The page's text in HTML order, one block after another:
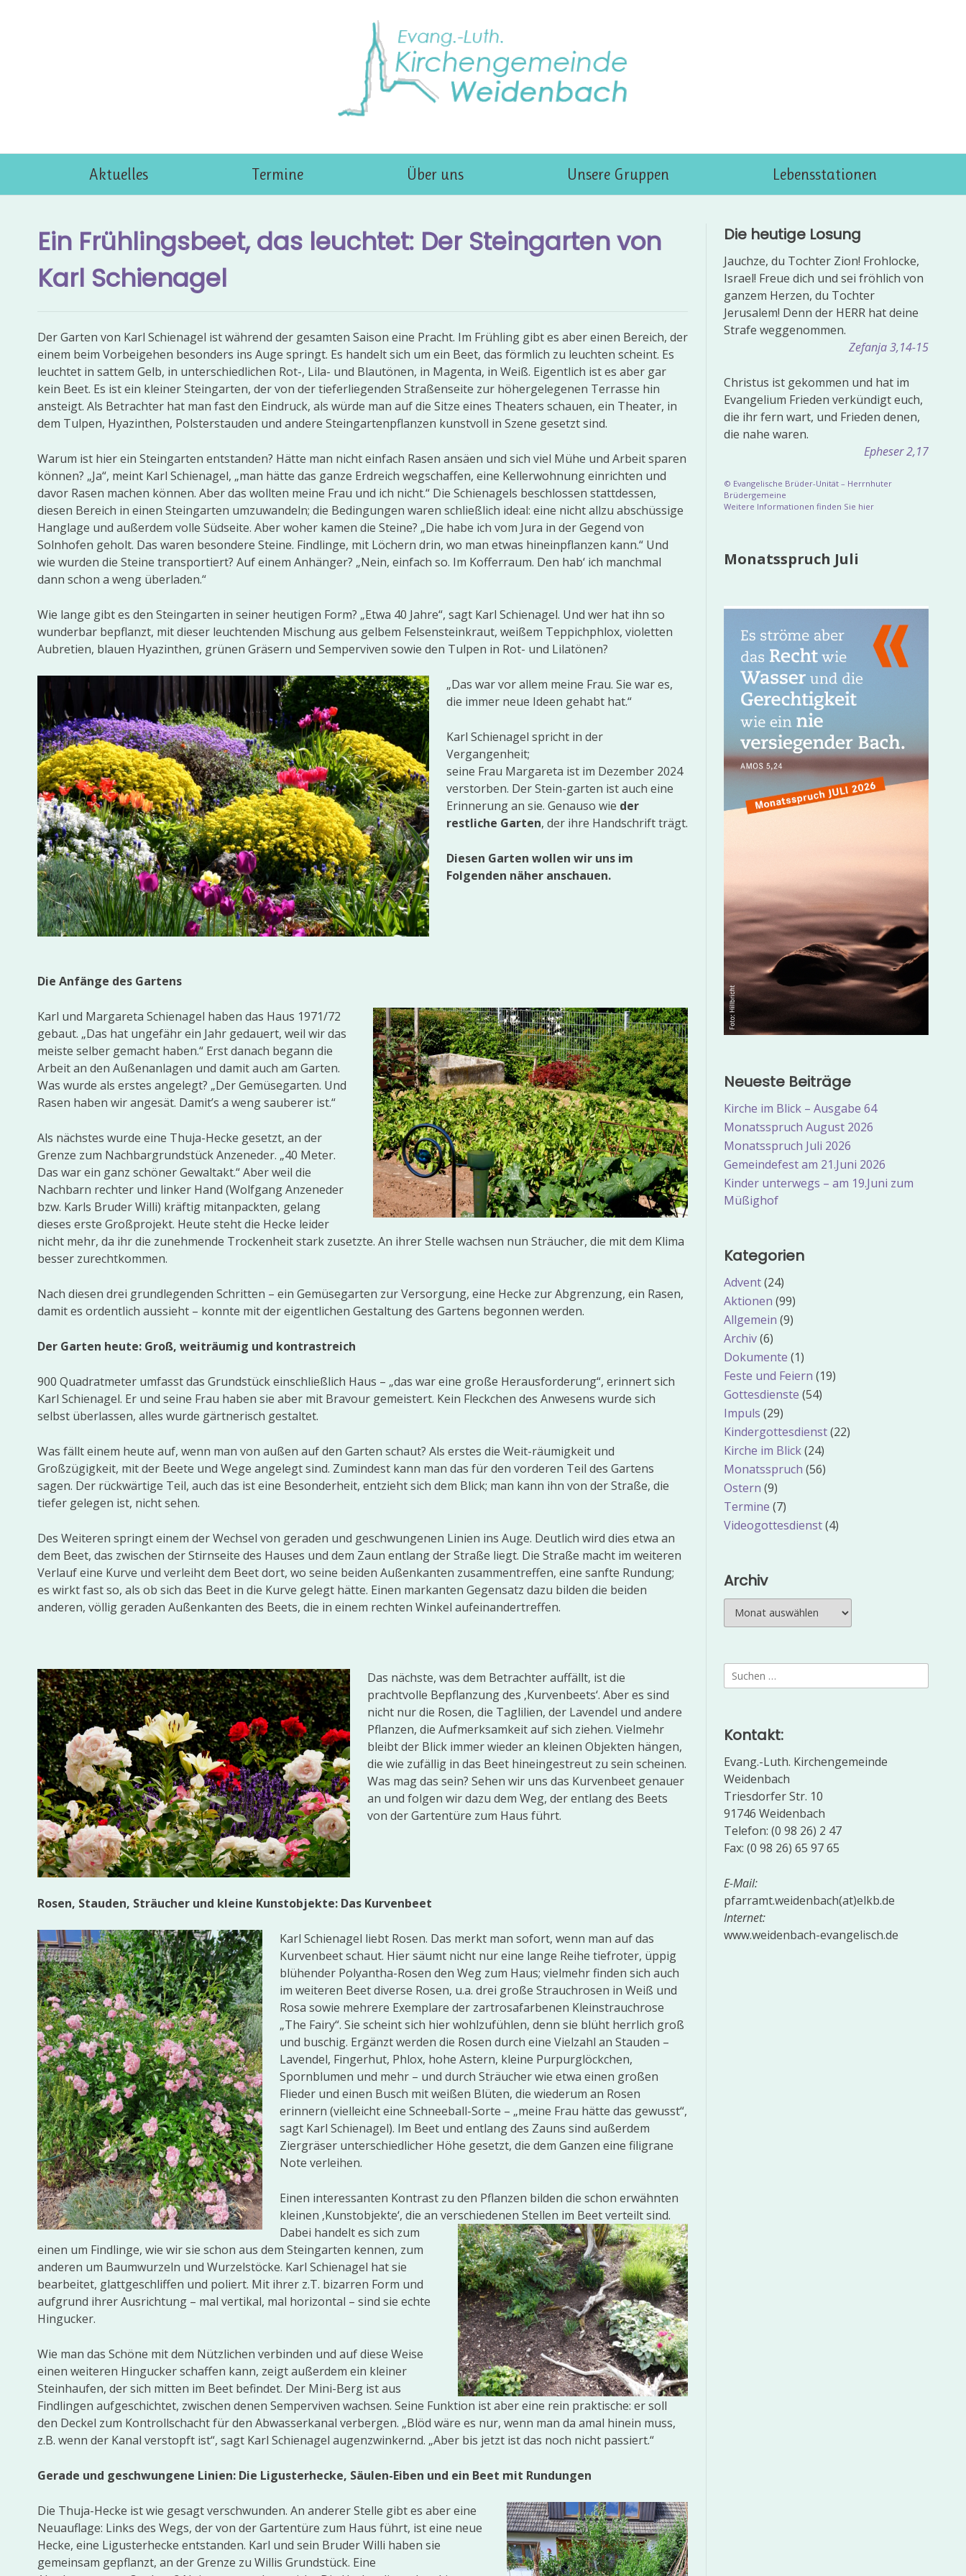
Aktuelles Termine Über uns Unsere Gruppen Lebensstationen
Ein Frühlingsbeet, das leuchtet: Der Steingarten von
Karl Schienagel
Der Garten von Karl Schienagel ist während der gesamten Saison eine Pracht. Im Frühling gibt es aber einen Bereich, der
einem beim Vorbeigehen besonders ins Auge springt. Es handelt sich um ein Beet, das förmlich zu leuchten scheint. Es
leuchtet in sattem Gelb, in unterschiedlichen Rot-, Lila- und Blautönen, in Magenta, in Weiß. Eigentlich ist es aber gar
kein Beet. Es ist ein kleiner Steingarten, der von der tieferliegenden Straßenseite zur höhergelegenen Terrasse hin
ansteigt. Als Betrachter hat man fast den Eindruck, als würde man auf die Sitze eines Theaters schauen, ein Theater, in
dem Tulpen, Hyazinthen, Polsterstauden und andere Steingartenpflanzen kunstvoll in Szene gesetzt sind.
Warum ist hier ein Steingarten entstanden? Hätte man nicht einfach Rasen ansäen und sich viel Mühe und Arbeit sparen
können? „Ja“, meint Karl Schienagel, „man hätte das ganze Erdreich wegschaffen, eine Kellerwohnung einrichten und
davor Rasen machen können. Aber das wollten meine Frau und ich nicht.“ Die Schienagels beschlossen stattdessen,
diesen Bereich in einen Steingarten umzuwandeln; die Bedingungen waren schließlich ideal: eine nicht allzu abschüssige
Hanglage und außerdem volle Südseite. Aber woher kamen die Steine? „Die habe ich vom Jura in der Gegend von
Solnhofen geholt. Das waren besondere Steine. Findlinge, mit Löchern drin, wo man etwas hineinpflanzen kann.“ Und
wie wurden die Steine transportiert? Auf einem Anhänger? „Nein, einfach so. Im Kofferraum. Den hab‘ ich manchmal
dann schon a weng überladen.“
Wie lange gibt es den Steingarten in seiner heutigen Form? „Etwa 40 Jahre“, sagt Karl Schienagel. Und wer hat ihn so
wunderbar bepflanzt, mit dieser leuchtenden Mischung aus gelbem Felsen­steinkraut, weißem Teppichphlox, violetten
Aubretien, blauen Hyazinthen, grünen Gräsern und Semperviven sowie den Tulpen in Rot- und Lilatönen?
„Das war vor allem meine Frau. Sie war es,
die immer neue Ideen gehabt hat.“
Karl Schienagel spricht in der
Vergangenheit;
seine Frau Margareta ist im Dezember 2024
verstorben. Der Stein-garten ist auch eine
Erinnerung an sie. Genauso wie der
restliche Garten, der ihre Handschrift trägt.
Diesen Garten wollen wir uns im
Folgenden näher anschauen.
Die Anfänge des Gartens
Karl und Margareta Schienagel haben das Haus 1971/72
gebaut. „Das hat ungefähr ein Jahr gedauert, weil wir das
meiste selber gemacht haben.“ Erst danach begann die
Arbeit an den Außenanlagen und damit auch am Garten.
Was wurde als erstes angelegt? „Der Gemüsegarten. Und
Rasen haben wir angesät. Damit’s a weng sauberer ist.“
Als nächstes wurde eine Thuja-Hecke gesetzt, an der
Grenze zum Nachbargrund­stück Anzeneder. „40 Meter.
Das war ein ganz schöner Gewaltakt.“ Aber weil die
Nachbarn rechter und linker Hand (Wolfgang Anzeneder
bzw. Karls Bruder Willi) kräftig mitan­packten, gelang
dieses erste Großprojekt. Heute steht die Hecke leider
nicht mehr, da ihr die zunehmende Trockenheit stark zusetzte. An ihrer Stelle wachsen nun Sträucher, die mit dem Klima
besser zurechtkommen.
Nach diesen drei grundlegenden Schritten – ein Gemüsegarten zur Versorgung, eine Hecke zur Abgrenzung, ein Rasen,
damit es ordentlich aussieht – konnte mit der eigentlichen Gestaltung des Gartens begonnen werden.
Der Garten heute: Groß, weiträumig und kontrastreich
900 Quadratmeter umfasst das Grundstück einschließlich Haus – „das war eine große Herausforde­rung“, erinnert sich
Karl Schienagel. Er und seine Frau haben sie aber mit Bravour gemeistert. Kein Fleckchen des Anwesens wurde sich
selbst überlassen, alles wurde gärtnerisch gestaltet.
Was fällt einem heute auf, wenn man von außen auf den Garten schaut? Als erstes die Weit-räumigkeit und
Großzügigkeit, mit der Beete und Wege angelegt sind. Zumindest kann man das für den vorderen Teil des Gartens
sagen. Der rückwärtige Teil, auch das ist eine Besonderheit, entzieht sich dem Blick; man kann ihn von der Straße, die
tiefer gelegen ist, nicht sehen.
Des Weiteren springt einem der Wechsel von geraden und geschwungenen Linien ins Auge. Deutlich wird dies etwa an
dem Beet, das zwischen der Stirnseite des Hauses und dem Zaun entlang der Straße liegt. Die Straße macht im weiteren
Verlauf eine Kurve und verleiht dem Beet dort, wo seine beiden Außenkanten zusammentreffen, eine sanfte Rundung;
es wirkt fast so, als ob sich das Beet in die Kurve gelegt hätte. Einen markanten Gegensatz dazu bilden die beiden
anderen, völlig geraden Außenkanten des Beets, die in einem rechten Winkel aufeinandertreffen.
Das nächste, was dem Betrachter auffällt, ist die
prachtvolle Bepflanzung des ‚Kurvenbeets‘. Aber es sind
nicht nur die Rosen, die Taglilien, der Lavendel und andere
Pflanzen, die Aufmerksamkeit auf sich ziehen. Vielmehr
bleibt der Blick immer wieder an kleinen Objekten hängen,
die wie zufällig in das Beet hineingestreut zu sein scheinen.
Was mag das sein? Sehen wir uns das Kurvenbeet genauer
an und folgen wir dazu dem Weg, der entlang des Beets
von der Gartentüre zum Haus führt.
Rosen, Stauden, Sträucher und kleine Kunstobjekte: Das Kurvenbeet
Karl Schienagel liebt Rosen. Das merkt man sofort, wenn man auf das
Kurvenbeet schaut. Hier säumt nicht nur eine lange Reihe tiefroter, üppig
blühender Polyantha-Rosen den Weg zum Haus; vielmehr finden sich auch
im weiteren Beet diverse Rosen, u.a. drei große Strauchrosen in Weiß und
Rosa sowie mehrere Exemplare der zartrosafarbenen Kleinstrauchrose
„The Fairy“. Sie scheint sich hier wohlzufühlen, denn sie blüht herrlich groß
und buschig. Ergänzt werden die Rosen durch eine Vielzahl an Stauden –
Lavendel, Fingerhut, Phlox, hohe Astern, kleine Purpurglöckchen,
Spornblumen und mehr – und durch Sträucher wie etwa einen großen
Flieder und einen Busch mit weißen Blüten, die wiederum an Rosen
erinnern (vielleicht eine Schneeball-Sorte – „meine Frau hätte das gewusst“,
sagt Karl Schienagel). Im Beet und entlang des Zauns sind außerdem
Ziergräser unterschiedlicher Höhe gesetzt, die dem Ganzen eine filigrane
Note verleihen.
Einen interessanten Kontrast zu den Pflanzen bilden die schon erwähnten
kleinen ‚Kunstobjekte‘, die an verschiedenen Stellen im Beet verteilt sind.
Dabei handelt es sich zum
einen um Findlinge, wie wir sie schon aus dem Steingarten kennen, zum
anderen um Baumwurzeln und Wurzelstöcke. Karl Schienagel hat sie
bearbeitet, glattgeschliffen und poliert. Mit ihrer z.T. bizarren Form und
aufgrund ihrer Ausrichtung – mal vertikal, mal horizontal – sind sie echte
Hingucker.
Wie man das Schöne mit dem Nützlichen verbinden und auf diese Weise
einen weiteren Hingucker schaffen kann, zeigt außerdem ein kleiner
Steinhaufen, der sich mitten im Beet befindet. Der Mini-Berg ist aus
Findlingen aufgeschichtet, zwischen denen Semperviven wachsen. Seine Funktion ist aber eine rein praktische: er soll
den Deckel zum Kontrollschacht für den Abwasserkanal verbergen. „Blöd wäre es nur, wenn man da amal hinein muss,
z.B. wenn der Kanal verstopft ist“, sagt Karl Schienagel augenzwinkernd. „Aber bis jetzt ist das noch nicht passiert.“
Gerade und geschwungene Linien: Die Ligusterhecke, Säulen-Eiben und ein Beet mit Rundungen
Die Thuja-Hecke ist wie gesagt verschwunden. An anderer Stelle gibt es aber eine
Neuauflage: Links des Wegs, der von der Gartentüre zum Haus führt, ist eine neue
Hecke, eine Ligusterhecke entstanden. Karl und sein Bruder Willi haben sie
gemeinsam gepflanzt, an der Grenze zu Willis Grundstück. Eine
Die heutige Losung
Jauchze, du Tochter Zion! Frohlocke,
Israel! Freue dich und sei fröhlich von
ganzem Herzen, du Tochter
Jerusalem! Denn der HERR hat deine
Strafe weggenommen.
Zefanja 3,14-15
Christus ist gekommen und hat im
Evangelium Frieden verkündigt euch,
die ihr fern wart, und Frieden denen,
die nahe waren.
Epheser 2,17
© Evangelische Brüder-Unität – Herrnhuter
Brüdergemeine
Weitere Informationen finden Sie hier
Monatsspruch Juli
Neueste Beiträge
Kirche im Blick – Ausgabe 64
Monatsspruch August 2026
Monatsspruch Juli 2026
Gemeindefest am 21.Juni 2026
Kinder unterwegs – am 19.Juni zum
Müßighof
Kategorien
Advent(24)
Aktionen (99)
Allgemein (9)
Archiv(6)
Dokumente (1)
Feste und Feiern (19)
Gottesdienste (54)
Impuls (29)
Kindergottesdienst(22)
Kirche im Blick(24)
Monatsspruch (56)
Ostern (9)
Termine (7)
Videogottesdienst(4)
Archiv
Archiv
Suchen
nach:
Kontakt:
Evang.-Luth. Kirchengemeinde
Weidenbach
Triesdorfer Str. 10
91746 Weidenbach
Telefon: (0 98 26) 2 47
Fax: (0 98 26) 65 97 65
E-Mail:
pfarramt.weidenbach(at)elkb.de
Internet:
www.weidenbach-evangelisch.de